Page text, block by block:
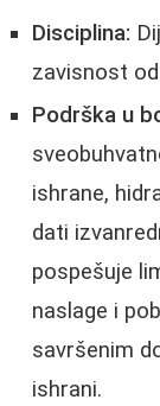
Disciplina:
zavisnost
Podrška u
ishrane,
dati
pospešuje
naslage i
savršenim
ishrani.